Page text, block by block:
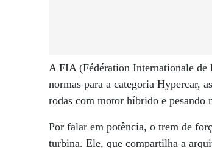
A FIA (Fédération Internationale
normas para a categoria Hypercar,
rodas com motor híbrido e pesando
Por falar em potência, o trem de
turbina. Ele, que compartilha a